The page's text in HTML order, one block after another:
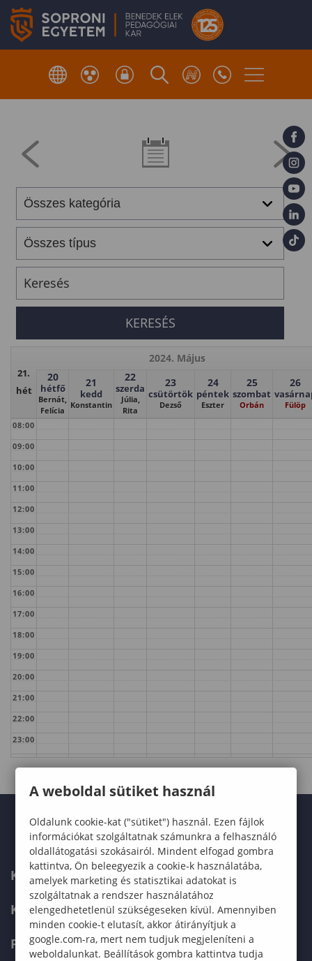
21.
hét
2024. Május
20
hétfő
Bernát,
Felícia
21
kedd
Konstantin
22
szerda
Júlia,
Rita
23
csütörtök
Dezső
24
péntek
Eszter
25
szombat
Orbán
26
Fülöp
08:00
09:00
10:00
11:00
12:00
13:00
14:00
15:00
16:00
17:00
18:00
19:00
20:00
21:00
22:00
23:00
KARUNK
KÉPZÉSEK
FELVÉTELIZŐKNEK
A weboldal sütiket használ
Oldalunk cookie-kat ("sütiket") használ. Ezen fájlok
információkat szolgáltatnak számunkra a felhasználó
oldallátogatási szokásairól. Mindent elfogad gombra
kattintva, Ön beleegyezik a cookie-k használatába,
amelyek marketing és statisztikai adatokat is
szolgáltatnak a rendszer használatához
elengedhetetlenül szükségeseken kívül. Amennyiben
minden cookie-t elutasít, akkor átirányítjuk a
google.com-ra, mert nem tudjuk megjeleníteni a
weboldalunkat. Beállítások gombra kattintva tudja